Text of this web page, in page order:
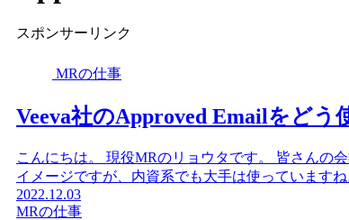
スポンサーリンク
MRの仕事
Veeva社のApproved Emailをどう
こんにちは。 現役MRのリョウタです。 皆さんの
イメージですが、内資系でも大手は使っています
2022.12.03
MRの仕事